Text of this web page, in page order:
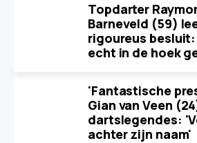
Topdarter
Barneveld (59)
rigoureus
echt in de hoek
'Fantastische
Gian van Veen
dartslegendes:
achter zijn naam'